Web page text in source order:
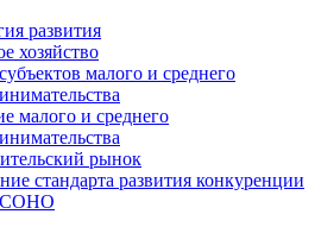
развития
хозяйство
малого и среднего
малого и среднего
рынок
стандарта развития конкуренции
СОНО